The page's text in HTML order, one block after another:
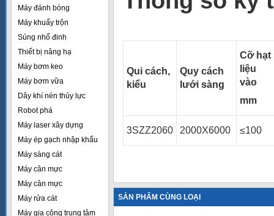
Máy đánh bóng
Máy khuấy trộn
Súng nhổ đinh
Thiết bị nâng hạ
Máy bơm keo
Máy bơm vữa
Dây khí nén thủy lực
Robot phá
Máy laser xây dựng
Máy ép gạch nhập khẩu
Máy sàng cát
Máy cân mực
Máy cân mực
Máy rửa cát
Máy gia công trung tâm
Qui cách,
kiểu
Quy cách
lưới sàng
Cỡ hạt
liệu
vào
mm
3SZZ2060 2000X6000 ≤100
SẢN PHẨM CÙNG LOẠI